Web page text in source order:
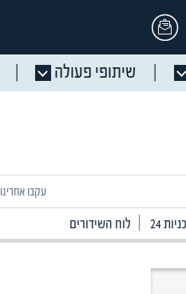
שיתופי פעולה
עקבו אחרינו
24 לוח השידורים